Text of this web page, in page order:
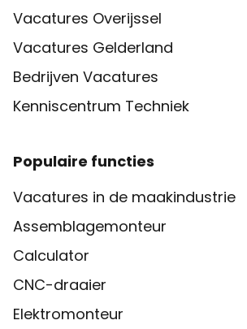
Vacatures Overijssel
Vacatures Gelderland
Bedrijven Vacatures
Kenniscentrum Techniek
Populaire functies
Vacatures in de maakindustrie
Assemblagemonteur
Calculator
CNC-draaier
Elektromonteur